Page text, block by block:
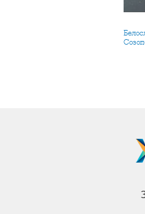
Белослава в афиша на